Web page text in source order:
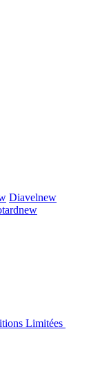
Diavelnew
new
Limitées